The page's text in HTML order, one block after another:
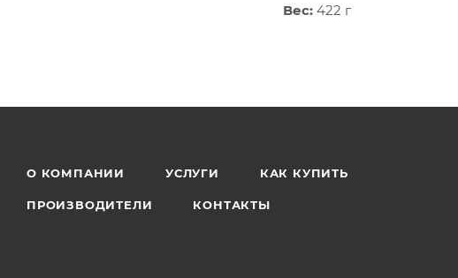
Вес: 422 г
О КОМПАНИИ УСЛУГИ КАК КУПИТЬ
ПРОИЗВОДИТЕЛИ КОНТАКТЫ